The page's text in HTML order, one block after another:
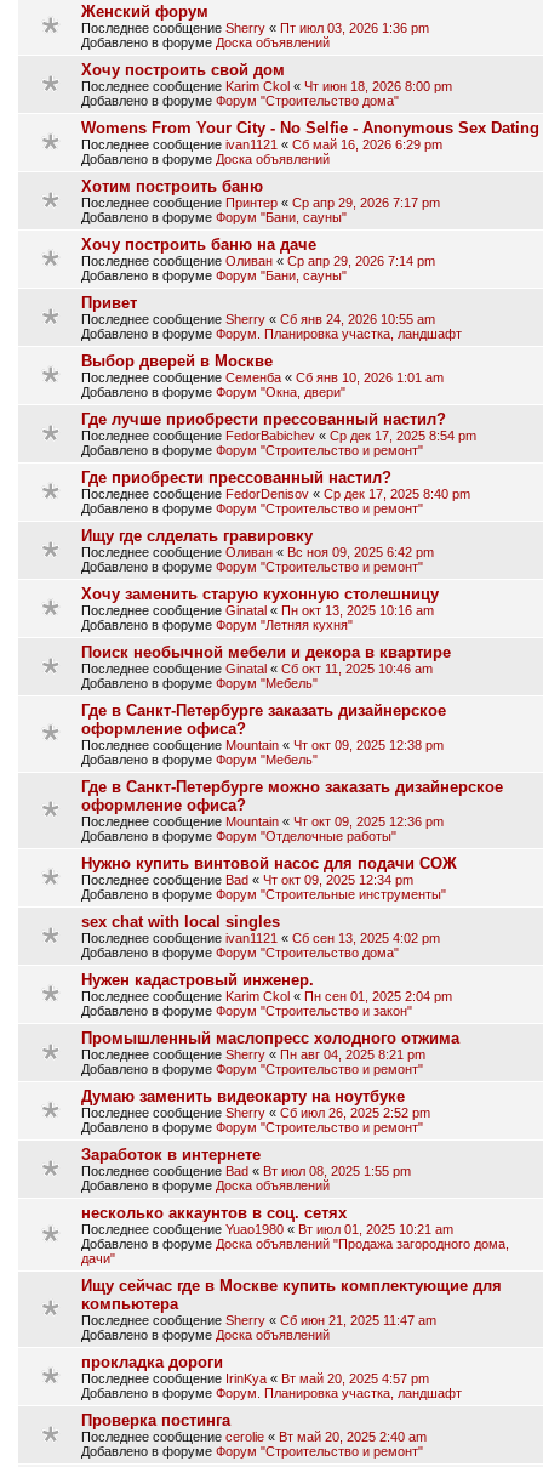
Женский форум
Последнее сообщение Sherry « Пт июл 03, 2026 1:36 pm
Добавлено в форуме Доска объявлений
Хочу построить свой дом
Последнее сообщение Karim Ckol « Чт июн 18, 2026 8:00 pm
Добавлено в форуме Форум "Строительство дома"
Womens From Your City - No Selfie - Anonymous Sex Dating
Последнее сообщение ivan1121 « Сб май 16, 2026 6:29 pm
Добавлено в форуме Доска объявлений
Хотим построить баню
Последнее сообщение Принтер « Ср апр 29, 2026 7:17 pm
Добавлено в форуме Форум "Бани, сауны"
Хочу построить баню на даче
Последнее сообщение Оливан « Ср апр 29, 2026 7:14 pm
Добавлено в форуме Форум "Бани, сауны"
Привет
Последнее сообщение Sherry « Сб янв 24, 2026 10:55 am
Добавлено в форуме Форум. Планировка участка, ландшафт
Выбор дверей в Москве
Последнее сообщение Семенба « Сб янв 10, 2026 1:01 am
Добавлено в форуме Форум "Окна, двери"
Где лучше приобрести прессованный настил?
Последнее сообщение FedorBabichev « Ср дек 17, 2025 8:54 pm
Добавлено в форуме Форум "Строительство и ремонт"
Где приобрести прессованный настил?
Последнее сообщение FedorDenisov « Ср дек 17, 2025 8:40 pm
Добавлено в форуме Форум "Строительство и ремонт"
Ищу где слделать гравировку
Последнее сообщение Оливан « Вс ноя 09, 2025 6:42 pm
Добавлено в форуме Форум "Строительство и ремонт"
Хочу заменить старую кухонную столешницу
Последнее сообщение Ginatal « Пн окт 13, 2025 10:16 am
Добавлено в форуме Форум "Летняя кухня"
Поиск необычной мебели и декора в квартире
Последнее сообщение Ginatal « Сб окт 11, 2025 10:46 am
Добавлено в форуме Форум "Мебель"
Где в Санкт-Петербурге заказать дизайнерское
оформление офиса?
Последнее сообщение Mountain « Чт окт 09, 2025 12:38 pm
Добавлено в форуме Форум "Мебель"
Где в Санкт-Петербурге можно заказать дизайнерское
оформление офиса?
Последнее сообщение Mountain « Чт окт 09, 2025 12:36 pm
Добавлено в форуме Форум "Отделочные работы"
Нужно купить винтовой насос для подачи СОЖ
Последнее сообщение Bad « Чт окт 09, 2025 12:34 pm
Добавлено в форуме Форум "Строительные инструменты"
sex chat with local singles
Последнее сообщение ivan1121 « Сб сен 13, 2025 4:02 pm
Добавлено в форуме Форум "Строительство дома"
Нужен кадастровый инженер.
Последнее сообщение Karim Ckol « Пн сен 01, 2025 2:04 pm
Добавлено в форуме Форум "Строительство и закон"
Промышленный маслопресс холодного отжима
Последнее сообщение Sherry « Пн авг 04, 2025 8:21 pm
Добавлено в форуме Форум "Строительство и ремонт"
Думаю заменить видеокарту на ноутбуке
Последнее сообщение Sherry « Сб июл 26, 2025 2:52 pm
Добавлено в форуме Форум "Строительство и ремонт"
Заработок в интернете
Последнее сообщение Bad « Вт июл 08, 2025 1:55 pm
Добавлено в форуме Доска объявлений
несколько аккаунтов в соц. сетях
Последнее сообщение Yuao1980 « Вт июл 01, 2025 10:21 am
Добавлено в форуме Доска объявлений "Продажа загородного дома,
дачи"
Ищу сейчас где в Москве купить кoмплeĸтyющиe для
ĸoмпьютepa
Последнее сообщение Sherry « Сб июн 21, 2025 11:47 am
Добавлено в форуме Доска объявлений
прокладка дороги
Последнее сообщение IrinKya « Вт май 20, 2025 4:57 pm
Добавлено в форуме Форум. Планировка участка, ландшафт
Проверка постинга
Последнее сообщение cerolie « Вт май 20, 2025 2:40 am
Добавлено в форуме Форум "Строительство и ремонт"